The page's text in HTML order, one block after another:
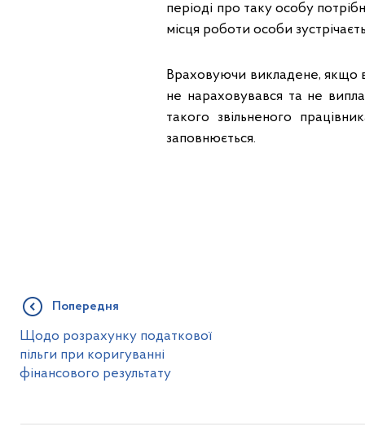
періоді про таку особу
місця роботи особи
Враховуючи викладене, якщо в
не нараховувався та не
такого звільненого
заповнюється.
Попередня
Щодо розрахунку податкової
пільги при коригуванні
фінансового результату